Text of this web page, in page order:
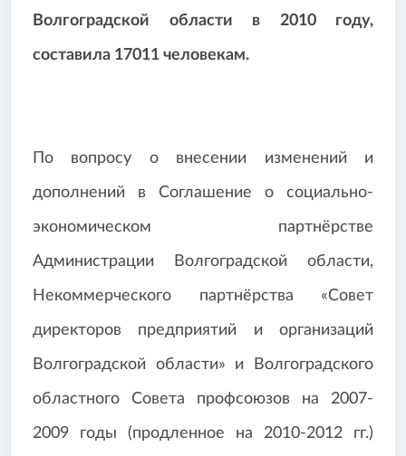
Волгоградской области в 2010 году,
составила 17011 человекам.
По вопросу о внесении изменений и
дополнений в Соглашение о социально-
экономическом партнёрстве
Администрации Волгоградской области,
Некоммерческого партнёрства «Совет
директоров предприятий и организаций
Волгоградской области» и Волгоградского
областного Совета профсоюзов на 2007-
2009 годы (продленное на 2010-2012 гг.)